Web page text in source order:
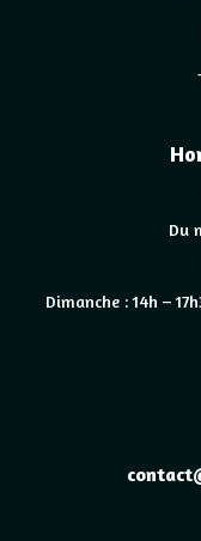
Du
Dimanche : 14h –